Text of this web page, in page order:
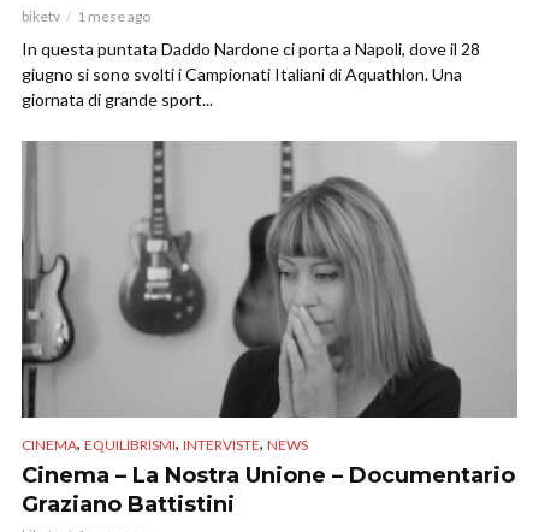
biketv 1 mese ago
In questa puntata Daddo Nardone ci porta a Napoli, dove il 28
giugno si sono svolti i Campionati Italiani di Aquathlon. Una
giornata di grande sport...
CINEMA, EQUILIBRISMI, INTERVISTE, NEWS
Cinema – La Nostra Unione – Documentario
Graziano Battistini